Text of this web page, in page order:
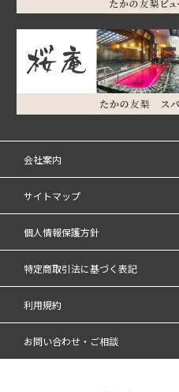
会社案内
サイトマップ
個人情報保護方針
特定商取引法に基づく表記
利用規約
お問い合わせ・ご相談